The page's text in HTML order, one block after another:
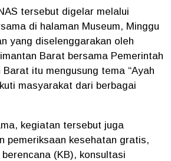
tersebut digelar melalui
di halaman Museum, Minggu
yang diselenggarakan oleh
Barat bersama Pemerintah
itu mengusung tema “Ayah
masyarakat dari berbagai
kegiatan tersebut juga
pemeriksaan kesehatan gratis,
(KB), konsultasi